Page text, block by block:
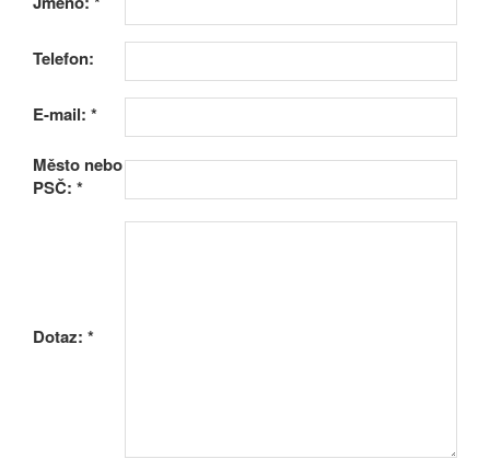
Telefon:
E-mail: *
Město nebo
PSČ: *
Dotaz: *